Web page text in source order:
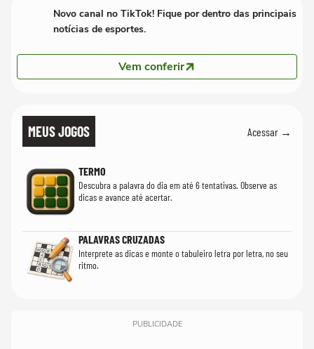
Novo canal no TikTok! Fique por dentro das principais
notícias de esportes.
Vem conferir
MEUS JOGOS Acessar →
TERMO
Descubra a palavra do dia em até 6 tentativas. Observe as
dicas e avance até acertar.
PALAVRAS CRUZADAS
Interprete as dicas e monte o tabuleiro letra por letra, no seu
ritmo.
PUBLICIDADE